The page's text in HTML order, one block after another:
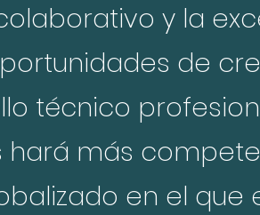
y la
de
técnico
más
en el